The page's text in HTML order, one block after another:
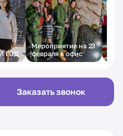
ГОД
Мероприятие на 23
февраля в офис
Заказать звонок